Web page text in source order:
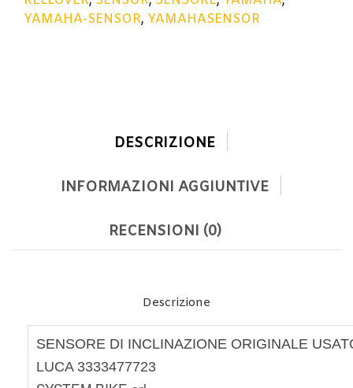
YAMAHA-SENSOR, YAMAHASENSOR
DESCRIZIONE
INFORMAZIONI AGGIUNTIVE
RECENSIONI (0)
Descrizione
SENSORE DI INCLINAZIONE ORIGINALE
LUCA 3333477723